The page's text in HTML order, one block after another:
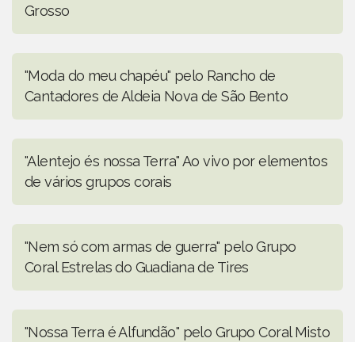
Grosso
"Moda do meu chapéu" pelo Rancho de
Cantadores de Aldeia Nova de São Bento
"Alentejo és nossa Terra" Ao vivo por elementos
de vários grupos corais
"Nem só com armas de guerra" pelo Grupo
Coral Estrelas do Guadiana de Tires
"Nossa Terra é Alfundão" pelo Grupo Coral Misto